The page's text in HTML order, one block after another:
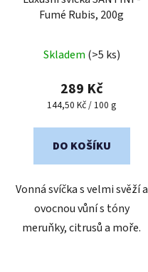
Fumé Rubis, 200g
Skladem (>5 ks)
289 Kč
Měrná
144,50 Kč / 100 g
DO KOŠÍKU
Vonná svíčka s velmi svěží a
ovocnou vůní s tóny
meruňky, citrusů a moře.